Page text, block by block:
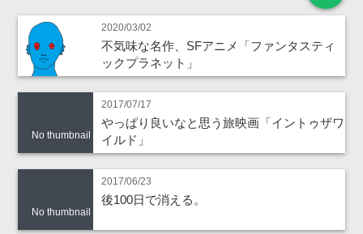
2020/03/02
不気味な名作、SFアニメ「ファンタスティ
ックプラネット」
No thumbnail
2017/07/17
やっぱり良いなと思う旅映画「イントゥザワ
イルド」
No thumbnail
2017/06/23
後100日で消える。